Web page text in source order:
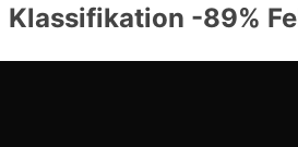
Klassifikation -89%